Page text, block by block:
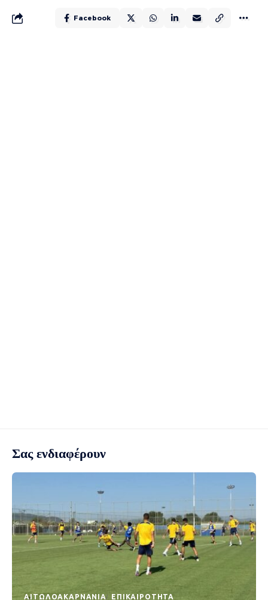
Facebook
Σας ενδιαφέρουν
AΙΤΩΛΟΑΚΑΡΝΑΝΊΑ EΠΙΚΑΙΡΌΤΗΤΑ